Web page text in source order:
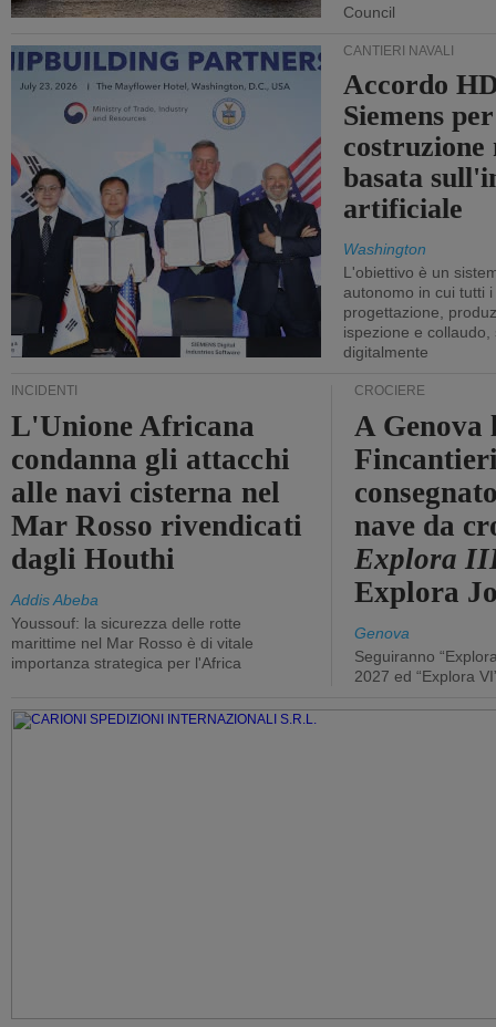
Council
CANTIERI NAVALI
Accordo
Siemens
costruzione
basata
artificiale
Washington
L'obiettivo è un
autonomo in cui tutti
progettazione,
ispezione e collaudo,
digitalmente
INCIDENTI
L'Unione Africana
condanna gli attacchi
alle navi cisterna nel
Mar Rosso rivendicati
dagli Houthi
Addis Abeba
Youssouf: la sicurezza delle rotte
marittime nel Mar Rosso è di vitale
importanza strategica per l'Africa
CROCIERE
A Genova
nave da
Explora
Explora
Genova
Seguiranno
2027 ed “Explora